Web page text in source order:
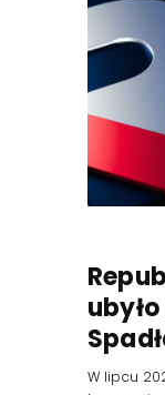
W lipcu